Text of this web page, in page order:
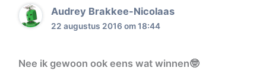
Audrey Brakkee-Nicolaas
22 augustus 2016 om 18:44
Nee ik gewoon ook eens wat winnen🤓